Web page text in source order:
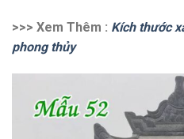
>>> Xem Thêm : Kích thước
phong thủy